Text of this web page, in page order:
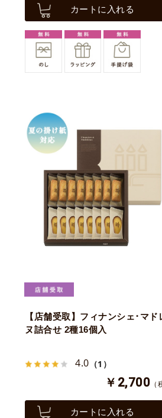
カートに入れる
【店舗受取】フィナンシェ･マド
ヌ詰合せ 2種16個入
4.0 （1）
￥2,700 （
カートに入れる